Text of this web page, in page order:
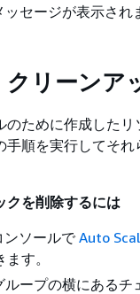
セージが表示され
リーンア
のために作成したリ
順を実行してそれ
クを削除するには
ンソールでAuto
す。
ープの横にあるチ